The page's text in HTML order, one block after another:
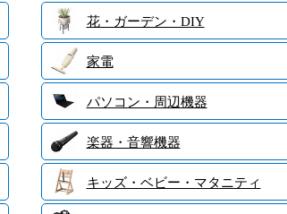
花・ガーデン・DIY
家電
パソコン・周辺機器
楽器・音響機器
キッズ・ベビー・マタニティ